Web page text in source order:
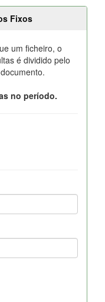
Fixos
um ficheiro, o
é dividido pelo
no período.